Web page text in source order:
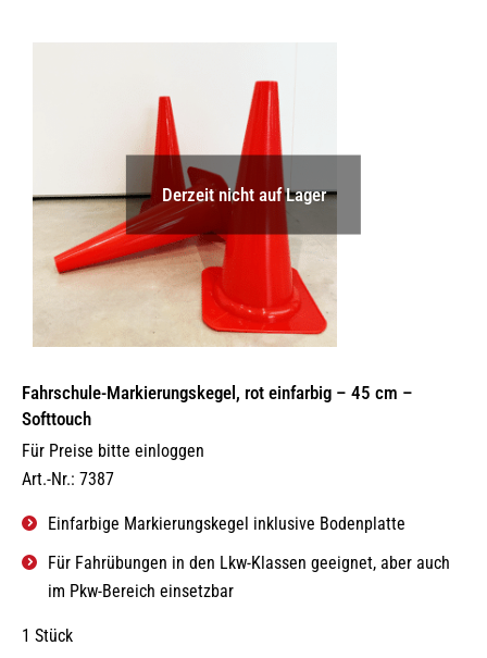
Derzeit nicht auf Lager
Fahrschule-Markierungskegel, rot einfarbig – 45 cm –
Softtouch
Für Preise bitte einloggen
Art.-Nr.: 7387
Einfarbige Markierungskegel inklusive Bodenplatte
Für Fahrübungen in den Lkw-Klassen geeignet, aber auch
im Pkw-Bereich einsetzbar
1 Stück